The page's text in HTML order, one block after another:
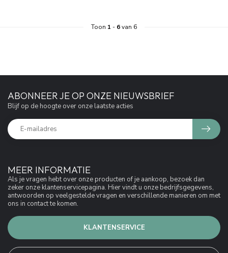
Toon 1 - 6van 6
MEER INFORMATIE
Als je vragen hebt over onze producten of je aankoop, bezoek dan
zeker onze klantenservicepagina. Hier vindt u onze bedrijfsgegevens,
antwoorden op veelgestelde vragen en verschillende manieren om met
ons in contact te komen.
KLANTENSERVICE
ABONNEER JE OP ONZE NIEUWSBRIEF
Blijf op de hoogte over onze laatste acties